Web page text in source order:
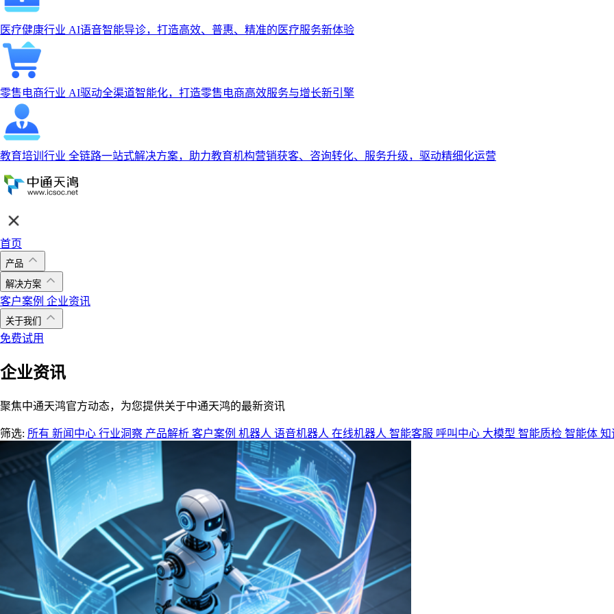
医疗健康行业 AI语音智能导诊，打造高效、普惠、精准的医疗服务新体验
零售电商行业 AI驱动全渠道智能化，打造零售电商高效服务与增长新引擎
教育培训行业 全链路一站式解决方案，助力教育机构营销获客、咨询转化、服务升级，驱动精细化运营
首页
产品
解决方案
客户案例 企业资讯
关于我们
免费试用
企业资讯
聚焦中通天鸿官方动态，为您提供关于中通天鸿的最新资讯
筛选: 所有 新闻中心 行业洞察 产品解析 客户案例 机器人 语音机器人 在线机器人 智能客服 呼叫中心 大模型 智能质检 智能体 知